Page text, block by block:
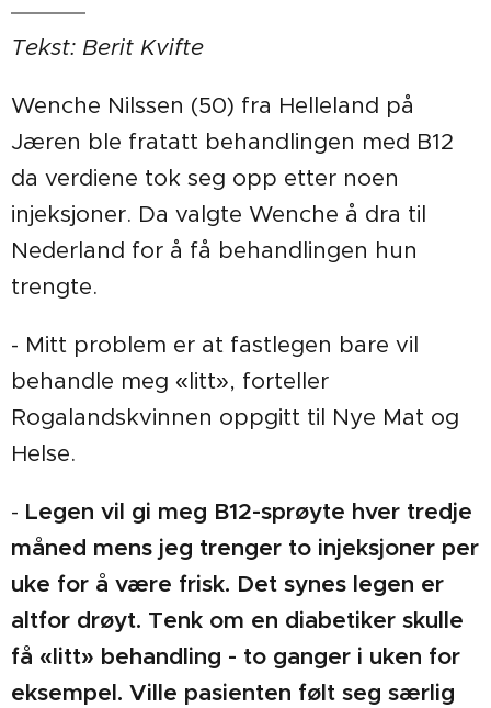
Tekst: Berit Kvifte
Wenche Nilssen (50) fra Helleland på
Jæren ble fratatt behandlingen med B12
da verdiene tok seg opp etter noen
injeksjoner. Da valgte Wenche å dra til
Nederland for å få behandlingen hun
trengte.
- Mitt problem er at fastlegen bare vil
behandle meg «litt», forteller
Rogalandskvinnen oppgitt til Nye Mat og
Helse.
- Legen vil gi meg B12-sprøyte hver tredje
måned mens jeg trenger to injeksjoner per
uke for å være frisk. Det synes legen er
altfor drøyt. Tenk om en diabetiker skulle
få «litt» behandling - to ganger i uken for
eksempel. Ville pasienten følt seg særlig